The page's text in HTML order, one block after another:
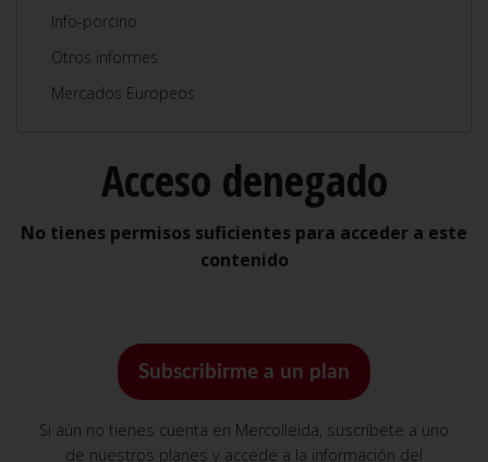
Info-porcino
Otros informes
Mercados Europeos
Acceso denegado
No tienes permisos suficientes para acceder a este
contenido
Subscribirme a un plan
Si aún no tienes cuenta en Mercolleida, suscríbete a uno
de nuestros planes y accede a la información del